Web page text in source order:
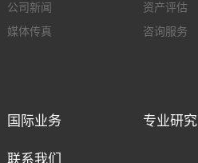
公司新闻
媒体传真
资产评估
咨询服务
国际业务 专业研究
联系我们